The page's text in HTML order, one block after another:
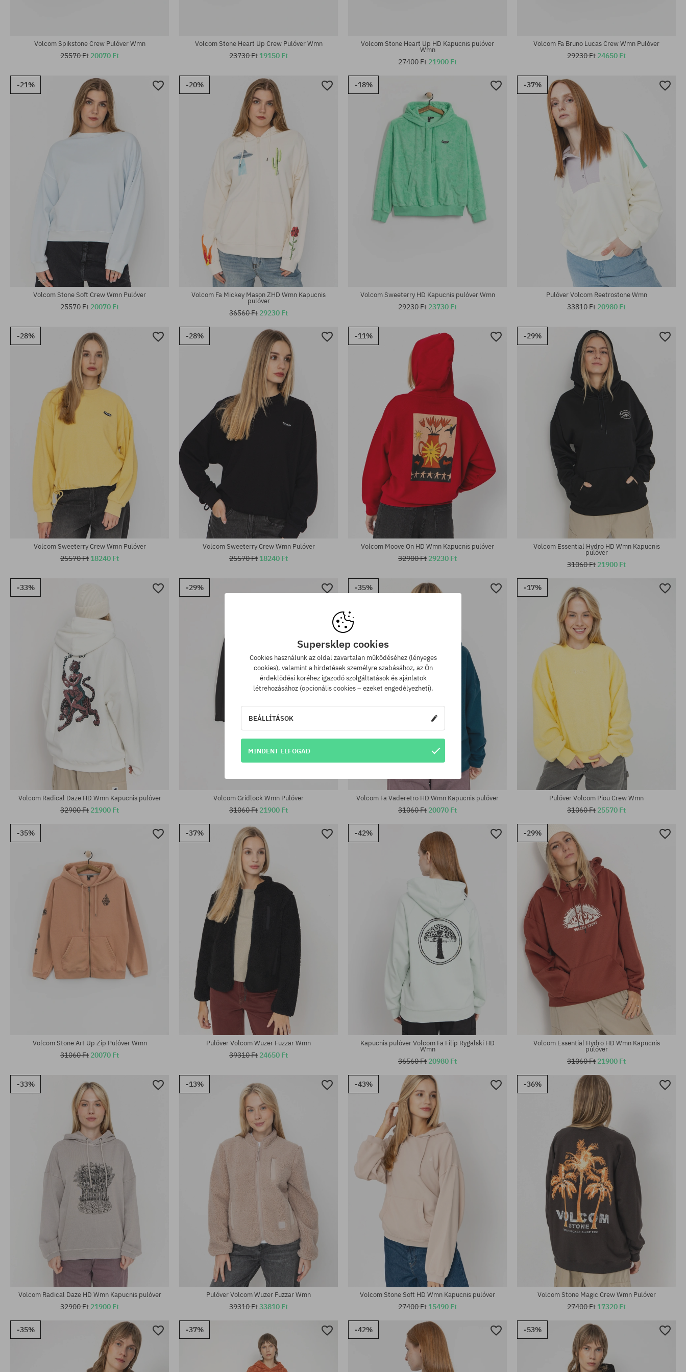
Elérhető méretek:
M; L; XL
Volcom Spikstone Crew Pulóver Wmn
25570 Ft 20070 Ft
Elérhető méretek:
Volcom Stone Heart Up Crew Pulóver Wmn
23730 Ft 19150 Ft
Volcom Stone Heart Up HD Kapucnis pulóver
Wmn
27400 Ft 21900 Ft
Elérhető méretek:
Volcom Fa Bruno Lucas Crew Wmn Pulóver
29230 Ft 24650 Ft
-21%
Elérhető méretek:
Volcom Stone Soft Crew Wmn Pulóver
25570 Ft 20070 Ft
-20%
Elérhető méretek:
XS; S; M; L; XL
Volcom Fa Mickey Mason ZHD Wmn Kapucnis
pulóver
36560 Ft 29230 Ft
-18%
Elérhető méretek:
Volcom Sweeterry HD Kapucnis pulóver Wmn
29230 Ft 23730 Ft
-37%
Pulóver Volcom Reetrostone Wmn
33810 Ft 20980 Ft
-28%
Elérhető méretek:
Volcom Sweeterry Crew Wmn Pulóver
25570 Ft 18240 Ft
-28%
Volcom Sweeterry Crew Wmn Pulóver
25570 Ft 18240 Ft
-11%
S
Volcom Moove On HD Wmn Kapucnis pulóver
32900 Ft 29230 Ft
-29%
Elérhető méretek:
Volcom Essential Hydro HD Wmn Kapucnis
pulóver
31060 Ft 21900 Ft
-33%
Volcom Radical Daze HD Wmn Kapucnis pulóver
32900 Ft 21900 Ft
-29%
Elérhető méretek:
XS; S; M; L; XL
Volcom Gridlock Wmn Pulóver
31060 Ft 21900 Ft
-35%
Elérhető méretek:
Volcom Fa Vaderetro HD Wmn Kapucnis pulóver
31060 Ft 20070 Ft
-17%
Pulóver Volcom Piou Crew Wmn
31060 Ft 25570 Ft
-35%
Elérhető méretek:
Volcom Stone Art Up Zip Pulóver Wmn
31060 Ft 20070 Ft
-37%
Elérhető méretek:
Pulóver Volcom Wuzer Fuzzar Wmn
39310 Ft 24650 Ft
-42%
Kapucnis pulóver Volcom Fa Filip Rygalski HD
Wmn
36560 Ft 20980 Ft
-29%
Elérhető méretek:
Volcom Essential Hydro HD Wmn Kapucnis
pulóver
31060 Ft 21900 Ft
-33%
Volcom Radical Daze HD Wmn Kapucnis pulóver
32900 Ft 21900 Ft
-13%
Pulóver Volcom Wuzer Fuzzar Wmn
39310 Ft33810 Ft
-43%
Volcom Stone Soft HD Wmn Kapucnis pulóver
27400 Ft 15490 Ft
-36%
Volcom Stone Magic Crew Wmn Pulóver
27400 Ft 17320 Ft
-35% -37% -42% -53%
Supersklep cookies
Cookies használunk az oldal zavartalan működéséhez (lényeges
cookies), valamint a hirdetések személyre szabásához, az Ön
érdeklődési köréhez igazodó szolgáltatások és ajánlatok
létrehozásához (opcionális cookies – ezeket engedélyezheti).
BEÁLLÍTÁSOK
MINDENT ELFOGAD